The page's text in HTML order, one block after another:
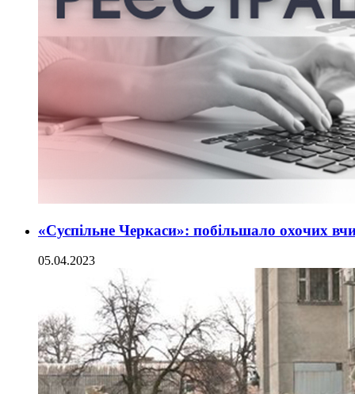
«Суспільне Черкаси»: побільшало охочих
05.04.2023